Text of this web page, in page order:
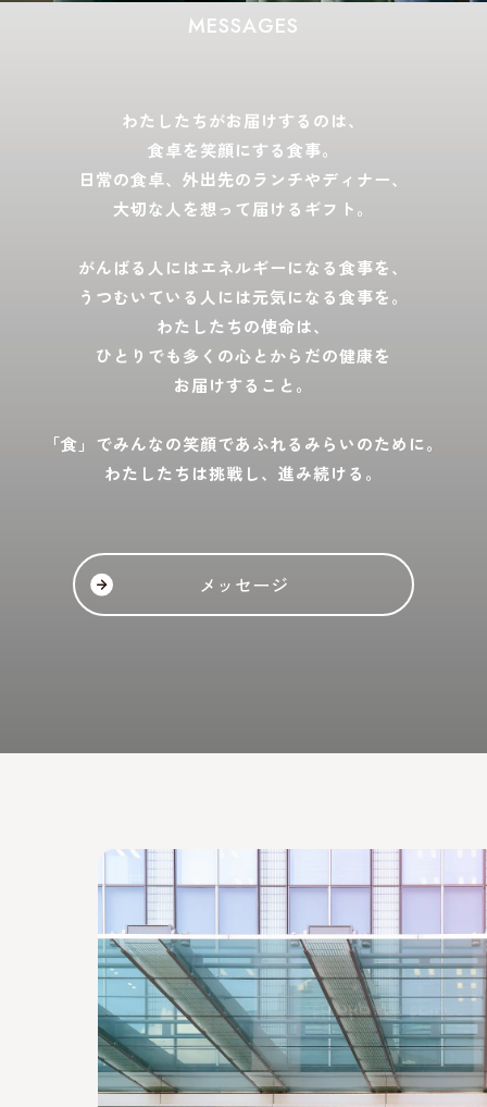
MESSAGES
わたしたちがお届けするのは、
食卓を笑顔にする食事。
日常の食卓、外出先のランチやディナー、
大切な人を想って届けるギフト。
がんばる人にはエネルギーになる食事を、
うつむいている人には元気になる食事を。
わたしたちの使命は、
ひとりでも多くの心とからだの健康を
お届けすること。
「食」でみんなの笑顔であふれるみらいのために。
わたしたちは挑戦し、進み続ける。
メッセージ